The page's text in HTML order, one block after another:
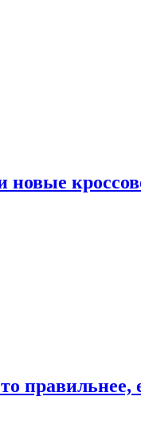
новые
правильнее,